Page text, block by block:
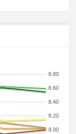
8.00
8.20
8.40
8.60
8.80